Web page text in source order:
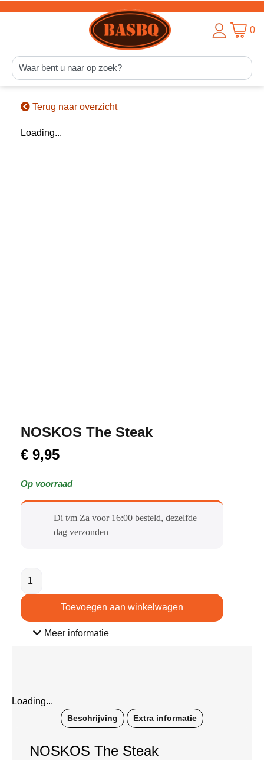
0
Terug naar overzicht
Loading...
NOSKOS The Steak
€ 9,95
Op voorraad
Di t/m Za voor 16:00 besteld, dezelfde
dag verzonden​
Toevoegen aan winkelwagen
Meer informatie
Loading...
Beschrijving Extra informatie
NOSKOS The Steak